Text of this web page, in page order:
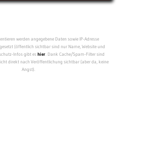
werden angegebene Daten sowie IP-Adresse
(öffentlich sichtbar sind nur Name, Website und
Infos gibt eshier. Dank Cache/Spam-Filter sind
direkt nach Veröffentlichung sichtbar (aber da, keine
Angst).